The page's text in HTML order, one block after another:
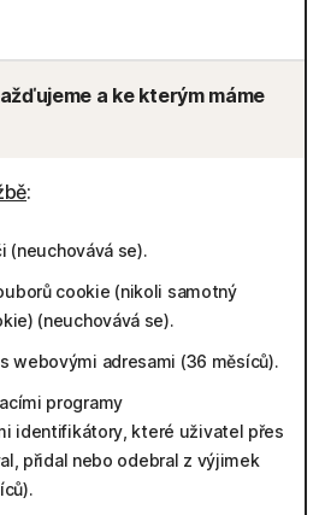
a ke kterým máme
:
(neuchovává se).
cookie (nikoli samotný
(neuchovává se).
webovými adresami (36 měsíců).
programy
identifikátory, které uživatel přes
přidal nebo odebral z výjimek